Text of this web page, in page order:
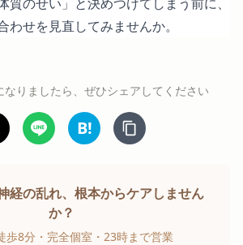
わせを見直してみませんか。
なりましたら、ぜひシェアしてください
B!
経の乱れ、根本からケアしません
か？
歩8分・完全個室・23時まで営業